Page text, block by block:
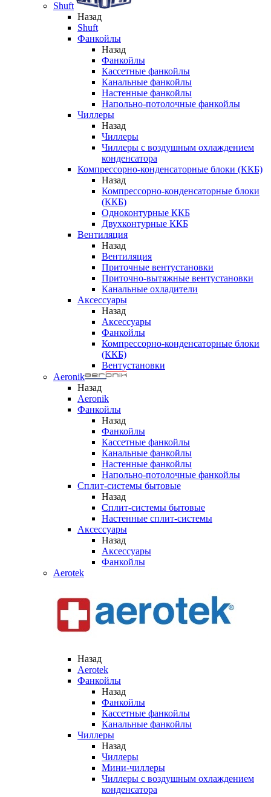
Shuft
Назад
Shuft
Фанкойлы
Назад
Фанкойлы
Кассетные фанкойлы
Канальные фанкойлы
Настенные фанкойлы
Напольно-потолочные фанкойлы
Чиллеры
Назад
Чиллеры
Чиллеры с воздушным охлаждением
конденсатора
Компрессорно-конденсаторные блоки (ККБ)
Назад
Компрессорно-конденсаторные блоки
(ККБ)
Одноконтурные ККБ
Двухконтурные ККБ
Вентиляция
Назад
Вентиляция
Приточные вентустановки
Приточно-вытяжные вентустановки
Канальные охладители
Аксессуары
Назад
Аксессуары
Фанкойлы
Компрессорно-конденсаторные блоки
(ККБ)
Вентустановки
Aeronik
Назад
Aeronik
Фанкойлы
Назад
Фанкойлы
Кассетные фанкойлы
Канальные фанкойлы
Настенные фанкойлы
Напольно-потолочные фанкойлы
Сплит-системы бытовые
Назад
Сплит-системы бытовые
Настенные сплит-системы
Аксессуары
Назад
Аксессуары
Фанкойлы
Aerotek
Назад
Aerotek
Фанкойлы
Назад
Фанкойлы
Кассетные фанкойлы
Канальные фанкойлы
Чиллеры
Назад
Чиллеры
Мини-чиллеры
Чиллеры с воздушным охлаждением
конденсатора